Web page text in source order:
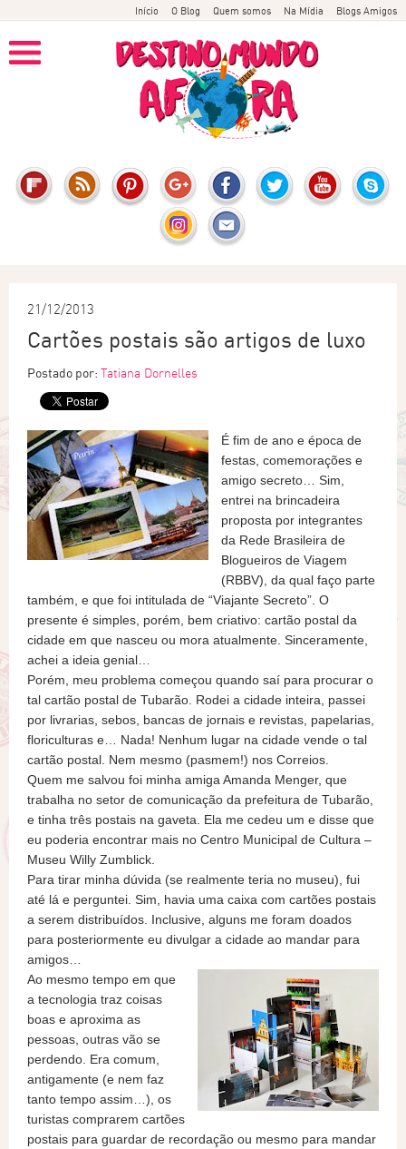
Início O Blog Quem somos Na Mídia Blogs Amigos
21/12/2013
Cartões postais são artigos de luxo
Postado por: Tatiana Dornelles
É fim de ano e época de
festas, comemorações e
amigo secreto… Sim,
entrei na brincadeira
proposta por integrantes
da Rede Brasileira de
Blogueiros de Viagem
(RBBV), da qual faço parte
também, e que foi intitulada de “Viajante Secreto”. O
presente é simples, porém, bem criativo: cartão postal da
cidade em que nasceu ou mora atualmente. Sinceramente,
achei a ideia genial…
Porém, meu problema começou quando saí para procurar o
tal cartão postal de Tubarão. Rodei a cidade inteira, passei
por livrarias, sebos, bancas de jornais e revistas, papelarias,
floriculturas e… Nada! Nenhum lugar na cidade vende o tal
cartão postal. Nem mesmo (pasmem!) nos Correios.
Quem me salvou foi minha amiga Amanda Menger, que
trabalha no setor de comunicação da prefeitura de Tubarão,
e tinha três postais na gaveta. Ela me cedeu um e disse que
eu poderia encontrar mais no Centro Municipal de Cultura –
Museu Willy Zumblick.
Para tirar minha dúvida (se realmente teria no museu), fui
até lá e perguntei. Sim, havia uma caixa com cartões postais
a serem distribuídos. Inclusive, alguns me foram doados
para posteriormente eu divulgar a cidade ao mandar para
amigos…
Ao mesmo tempo em que
a tecnologia traz coisas
boas e aproxima as
pessoas, outras vão se
perdendo. Era comum,
antigamente (e nem faz
tanto tempo assim…), os
turistas comprarem cartões
postais para guardar de recordação ou mesmo para mandar